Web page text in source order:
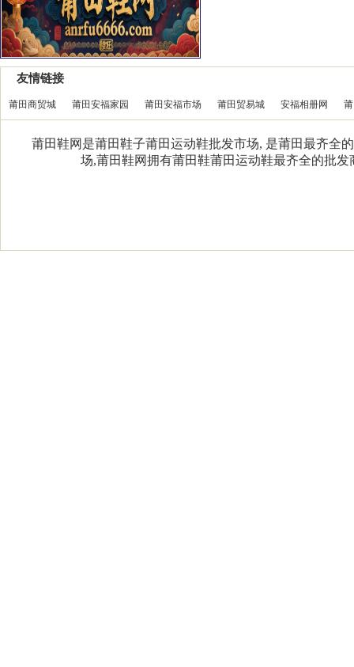
友情链接
莆田商贸城 莆田安福家园 莆田安福市场 莆田贸易城 安福相册网
莆田鞋网是莆田鞋子莆田运动鞋批发市场, 是莆田最齐全
场,莆田鞋网拥有莆田鞋莆田运动鞋最齐全的批